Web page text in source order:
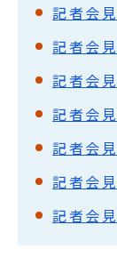
記者会
記者会
記者会
記者会
記者会
記者会
記者会